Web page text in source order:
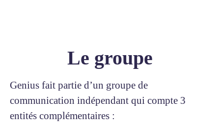
Le groupe
Genius fait partie d’un groupe de
communication indépendant qui compte 3
entités complémentaires :